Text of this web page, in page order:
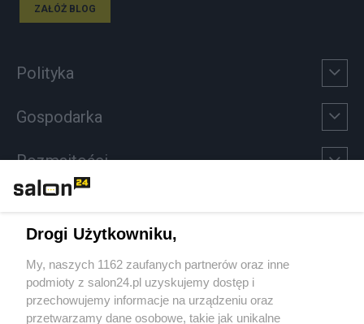
ZAŁÓŻ BLOG
Polityka
Gospodarka
Rozmaitości
Sport
Społeczeństwo
Drogi Użytkowniku,
My, naszych 1162 zaufanych partnerów oraz inne
podmioty z salon24.pl uzyskujemy dostęp i
przechowujemy informacje na urządzeniu oraz
przetwarzamy dane osobowe, takie jak unikalne